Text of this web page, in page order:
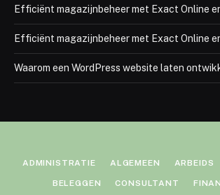
Efficiënt magazijnbeheer met Exact Online
Efficiënt magazijnbeheer met Exact Online
Waarom een WordPress website laten
ADMINISTRATIE ALGEMEEN ARBEIDS
BELEGGEN CONSULTANT